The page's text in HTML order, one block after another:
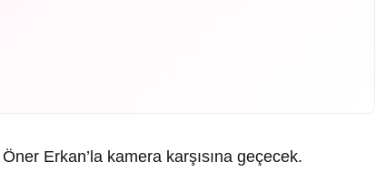
Erkan’la kamera karşısına geçecek.